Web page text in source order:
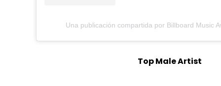
Una publicación compartida por Billboard Music
Top Male Artist